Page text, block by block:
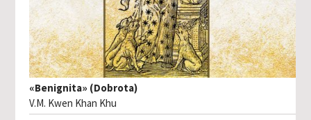
«Benignita» (Dobrota)
V.M. Kwen Khan Khu